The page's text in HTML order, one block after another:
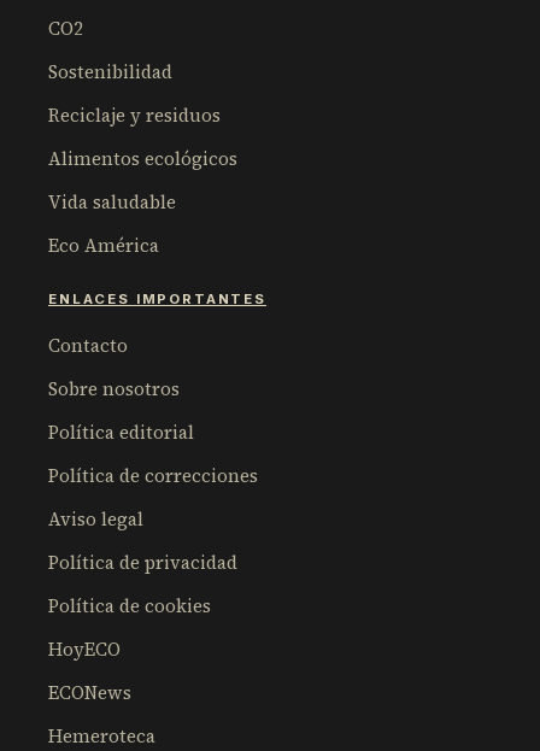
CO2
Sostenibilidad
Reciclaje y residuos
Alimentos ecológicos
Vida saludable
Eco América
ENLACES IMPORTANTES
Contacto
Sobre nosotros
Política editorial
Política de correcciones
Aviso legal
Política de privacidad
Política de cookies
HoyECO
ECONews
Hemeroteca